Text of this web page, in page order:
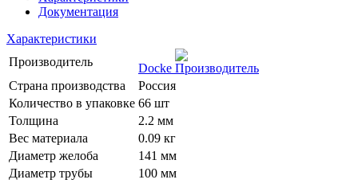
Документация
Характеристики
Производитель
Docke
Страна производства
Россия
Количество в упаковке 66 шт
Толщина
2.2 мм
Вес материала
0.09 кг
Диаметр желоба
141 мм
Диаметр трубы
100 мм